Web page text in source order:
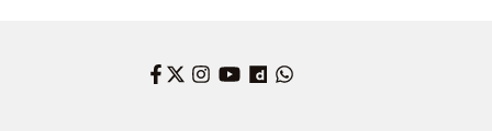
Facebook
Twitter
Instagram
YouTube
Dailymotion